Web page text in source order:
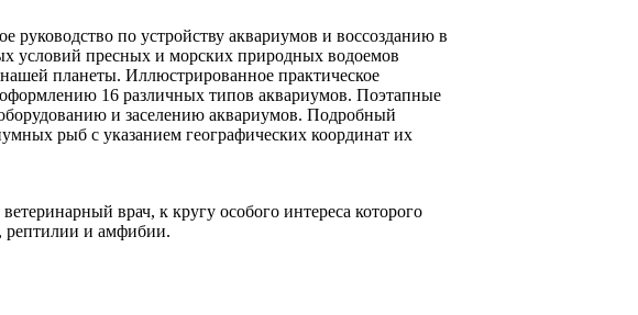
руководство по устройству аквариумов и воссозданию в
условий пресных и морских природных водоемов
планеты. Иллюстрированное практическое
16 различных типов аквариумов. Поэтапные
и заселению аквариумов. Подробный
рыб с указанием географических координат их
врач, к кругу особого интереса которого
рептилии и амфибии.